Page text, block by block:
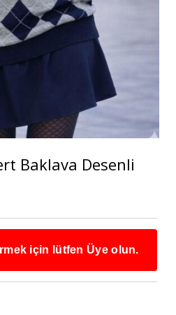
Baklava Desenli
için lütfen Üye olun.